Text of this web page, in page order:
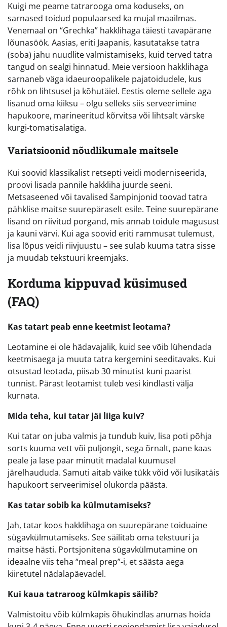
Kuigi me peame tatrarooga oma koduseks, on
sarnased toidud populaarsed ka mujal maailmas.
Venemaal on “Grechka” hakklihaga täiesti tavapärane
lõunasöök. Aasias, eriti Jaapanis, kasutatakse tatra
(soba) jahu nuudlite valmistamiseks, kuid terved tatra
tangud on sealgi hinnatud. Meie versioon hakklihaga
sarnaneb väga idaeuroopalikele pajatoidudele, kus
rõhk on lihtsusel ja kõhutäiel. Eestis oleme sellele aga
lisanud oma kiiksu – olgu selleks siis serveerimine
hapukoore, marineeritud kõrvitsa või lihtsalt värske
kurgi-tomatisalatiga.
Variatsioonid nõudlikumale maitsele
Kui soovid klassikalist retsepti veidi moderniseerida,
proovi lisada pannile hakkliha juurde seeni.
Metsaseened või tavalised šampinjonid toovad tatra
pähklise maitse suurepäraselt esile. Teine suurepärane
lisand on riivitud porgand, mis annab toidule magusust
ja kauni värvi. Kui aga soovid eriti rammusat tulemust,
lisa lõpus veidi riivjuustu – see sulab kuuma tatra sisse
ja muudab tekstuuri kreemjaks.
Korduma kippuvad küsimused
(FAQ)
Kas tatart peab enne keetmist leotama?
Leotamine ei ole hädavajalik, kuid see võib lühendada
keetmisaega ja muuta tatra kergemini seeditavaks. Kui
otsustad leotada, piisab 30 minutist kuni paarist
tunnist. Pärast leotamist tuleb vesi kindlasti välja
kurnata.
Mida teha, kui tatar jäi liiga kuiv?
Kui tatar on juba valmis ja tundub kuiv, lisa poti põhja
sorts kuuma vett või puljongit, sega õrnalt, pane kaas
peale ja lase paar minutit madalal kuumusel
järelhaududa. Samuti aitab väike tükk võid või lusikatäis
hapukoort serveerimisel olukorda päästa.
Kas tatar sobib ka külmutamiseks?
Jah, tatar koos hakklihaga on suurepärane toiduaine
sügavkülmutamiseks. See säilitab oma tekstuuri ja
maitse hästi. Portsjonitena sügavkülmutamine on
ideaalne viis teha “meal prep”-i, et säästa aega
kiiretutel nädalapäevadel.
Kui kaua tatraroog külmkapis säilib?
Valmistoitu võib külmkapis õhukindlas anumas hoida